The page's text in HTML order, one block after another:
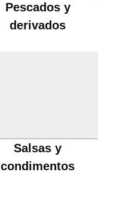
Pescados y
derivados
Salsas y
condimentos